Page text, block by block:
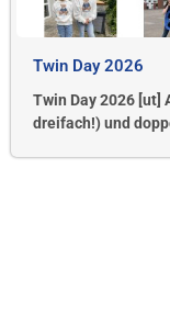
Twin Day 2026
Twin Day 2026 [ut]
dreifach!) und